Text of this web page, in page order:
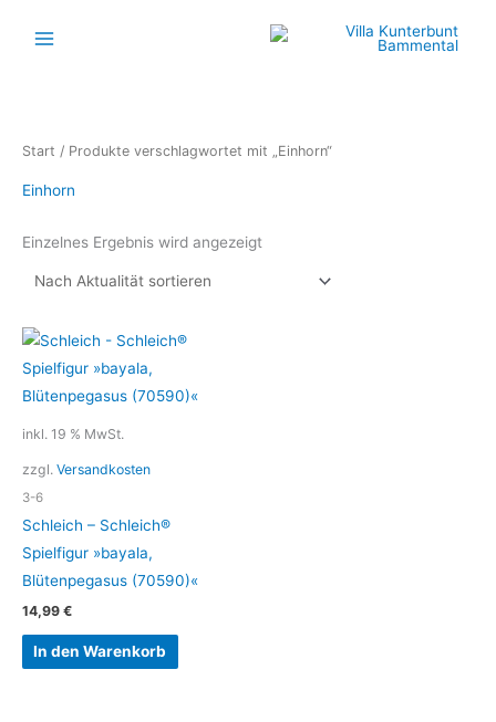
Inhalt
Start / Produkte verschlagwortet mit „Einhorn“
Einhorn
Einzelnes Ergebnis wird angezeigt
inkl. 19 % MwSt.
zzgl. Versandkosten
3-6
Schleich – Schleich®
Spielfigur »bayala,
Blütenpegasus (70590)«
14,99 €
In den Warenkorb